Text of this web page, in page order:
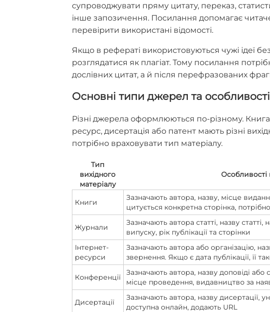
супроводжувати пряму цитату, переказ,
інше запозичення. Посилання допомагає
перевірити використані відомості.
Якщо в рефераті використовуються чужі ідеї
розглядатися як плагіат. Тому посилання
дослівних цитат, а й після перефразованих
Основні типи джерел та
Різні джерела оформлюються по-різному.
ресурс, дисертація або патент мають різні
потрібно враховувати тип матеріалу.
Тип
вихідного
матеріалу
Особливості
Книги
Зазначають автора, назву, місце
цитується конкретна сторінка,
Журнали
Зазначають автора статті, назву
випуску, рік публікації та сторінки
Інтернет-
ресурси
Зазначають автора або організацію,
звернення. Якщо є дата публікації, її
Конференції
Зазначають автора, назву доповіді або
місце проведення, видавництво за
Дисертації
Зазначають автора, назву дисертації,
доступна онлайн, додають URL